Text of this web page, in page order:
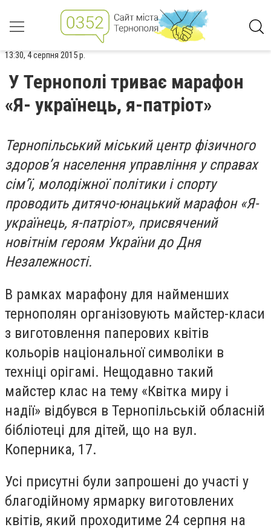
13:30, 4 серпня 2015 р.
У Тернополі триває марафон
«Я- українець, я-патріот»
Тернопільський міський центр фізичного
здоров’я населення управління у справах
сім’ї, молодіжної політики і спорту
проводить дитячо-юнацький марафон «Я-
українець, я-патріот», присвячений
новітнім героям України до Дня
Незалежності.
В рамках марафону для найменших
тернополян організовують майстер-класи
з виготовлення паперових квітів
кольорів національної символіки в
техніці орігамі. Нещодавно такий
майстер клас на тему «Квітка миру і
надії» відбувся в Тернопільській обласній
бібліотеці для дітей, що на вул.
Коперника, 17.
Усі присутні були запрошені до участі у
благодійному ярмарку виготовлених
квітів, який проходитиме 24 серпня на